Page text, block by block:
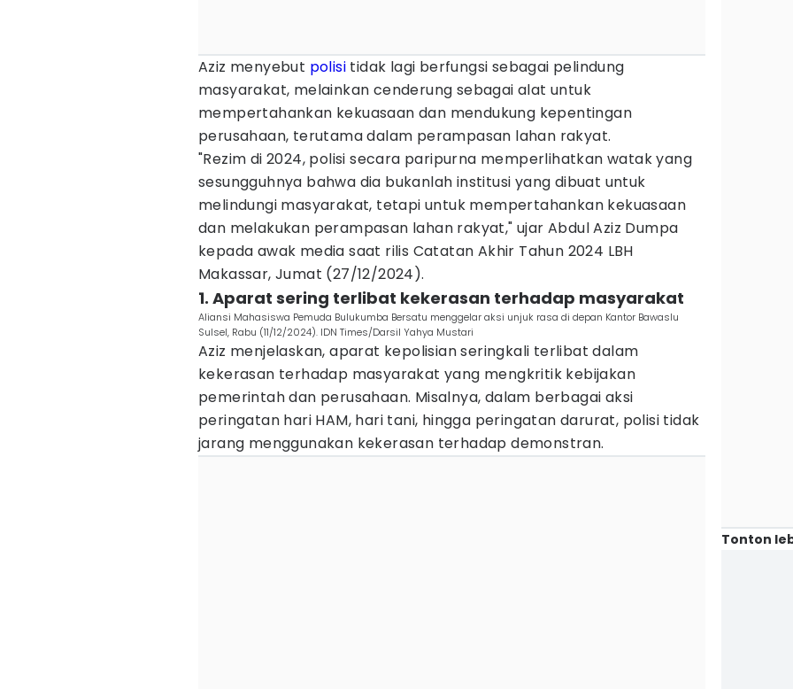
Aziz menyebut polisi tidak lagi berfungsi sebagai pelindung
masyarakat, melainkan cenderung sebagai alat untuk
mempertahankan kekuasaan dan mendukung kepentingan
perusahaan, terutama dalam perampasan lahan rakyat.
"Rezim di 2024, polisi secara paripurna memperlihatkan watak yang
sesungguhnya bahwa dia bukanlah institusi yang dibuat untuk
melindungi masyarakat, tetapi untuk mempertahankan kekuasaan
dan melakukan perampasan lahan rakyat," ujar Abdul Aziz Dumpa
kepada awak media saat rilis Catatan Akhir Tahun 2024 LBH
Makassar, Jumat (27/12/2024).
1. Aparat sering terlibat kekerasan terhadap masyarakat
Aliansi Mahasiswa Pemuda Bulukumba Bersatu menggelar aksi unjuk rasa di depan Kantor Bawaslu
Sulsel, Rabu (11/12/2024). IDN Times/Darsil Yahya Mustari
Aziz menjelaskan, aparat kepolisian seringkali terlibat dalam
kekerasan terhadap masyarakat yang mengkritik kebijakan
pemerintah dan perusahaan. Misalnya, dalam berbagai aksi
peringatan hari HAM, hari tani, hingga peringatan darurat, polisi tidak
jarang menggunakan kekerasan terhadap demonstran.
Tonton